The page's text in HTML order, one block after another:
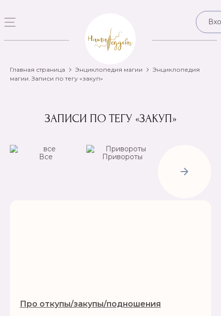
Главная страница Энциклопедия магии
Энциклопедия
магии. Записи по тегу «закуп»
ЗАПИСИ ПО ТЕГУ «ЗАКУП»
Все
Привороты
Рассорки
Про откупы/закупы/подношения